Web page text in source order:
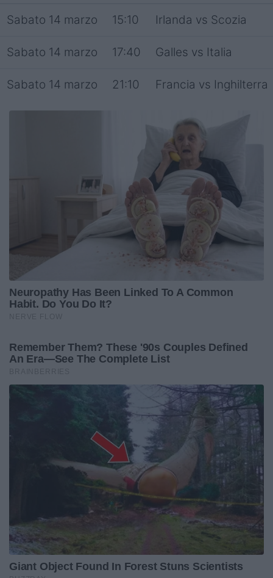
Sabato 14 marzo 15:10 Irlanda vs Scozia
Sabato 14 marzo 17:40 Galles vs Italia
Sabato 14 marzo 21:10 Francia vs Inghilterra